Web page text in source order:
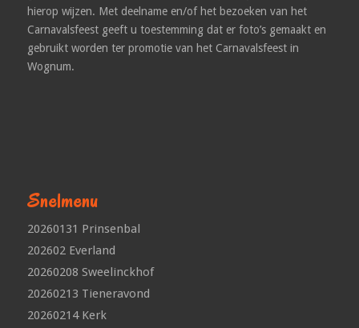
hierop wijzen. Met deelname en/of het bezoeken van het
Carnavalsfeest geeft u toestemming dat er foto’s gemaakt en
gebruikt worden ter promotie van het Carnavalsfeest in
Wognum.
Snelmenu
20260131 Prinsenbal
202602 Everland
20260208 Sweelinckhof
20260213 Tieneravond
20260214 Kerk